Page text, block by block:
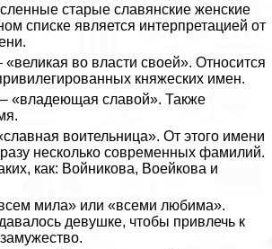
старые славянские женские
списке является интерпретацией от
во власти своей». Относится
княжеских имен.
«владеющая славой». Также
воительница». От этого имени
несколько современных фамилий.
как: Войникова, Воейкова и
мила» или «всеми любима».
дeвyшке, чтобы привлечь к